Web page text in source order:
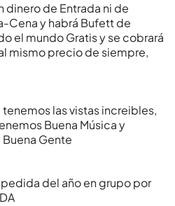
dinero de Entrada ni de
Cena y habrá Bufett de
el mundo Gratis y se cobrará
mismo precio de siempre,
las vistas increibles,
Buena Música y
Gente
del año en grupo por